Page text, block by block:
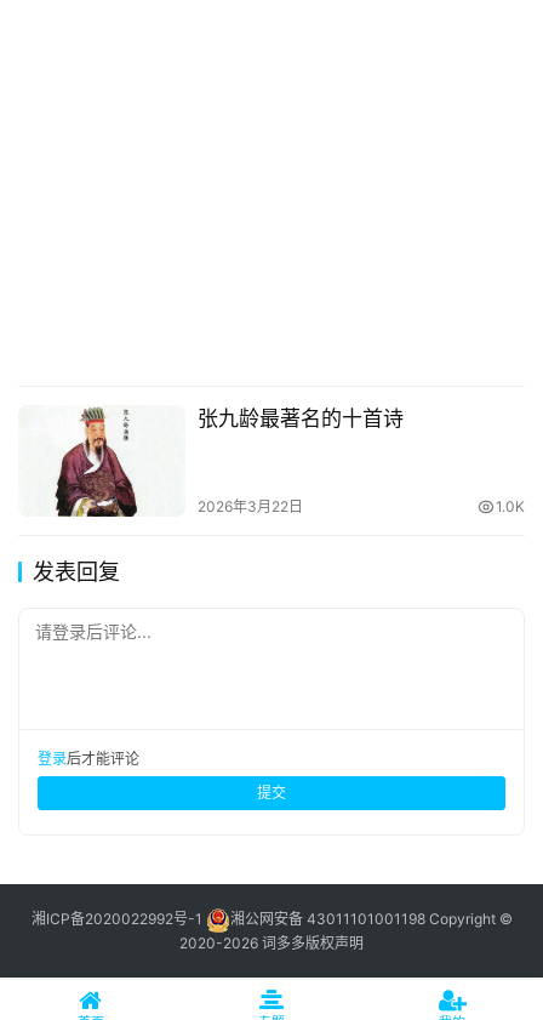
张九龄最著名的十首诗
2026年3月22日 1.0K
发表回复
请登录后评论...
登录后才能评论
提交
湘ICP备2020022992号-1 湘公网安备 43011101001198Copyright ©
2020-2026 词多多版权声明